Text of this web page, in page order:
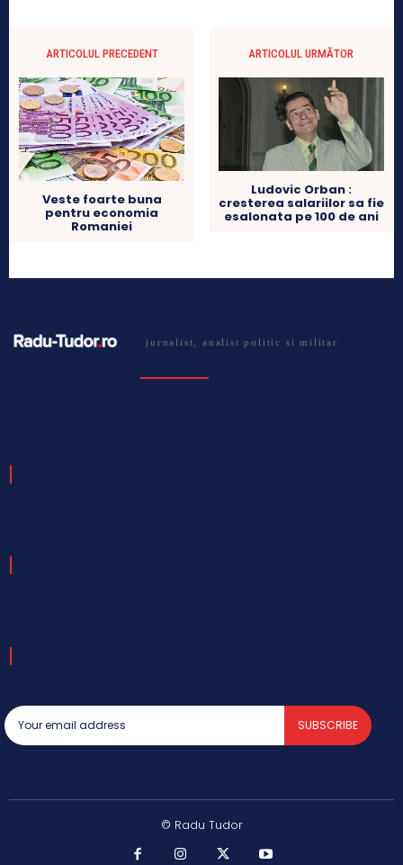
ARTICOLUL PRECEDENT
Veste foarte buna
pentru economia
Romaniei
ARTICOLUL URMĂTOR
Ludovic Orban :
cresterea salariilor sa fie
esalonata pe 100 de ani
jurnalist, analist politic si militar
SUBSCRIBE
© Radu Tudor